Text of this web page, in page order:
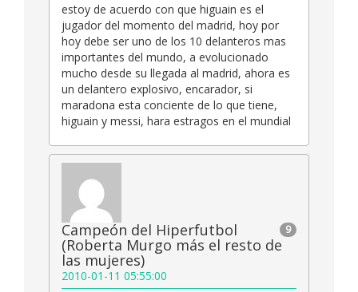
estoy de acuerdo con que higuain es el
jugador del momento del madrid, hoy por
hoy debe ser uno de los 10 delanteros mas
importantes del mundo, a evolucionado
mucho desde su llegada al madrid, ahora es
un delantero explosivo, encarador, si
maradona esta conciente de lo que tiene,
higuain y messi, hara estragos en el mundial
9
Campeón del Hiperfutbol
(Roberta Murgo más el resto de
las mujeres)
2010-01-11 05:55:00